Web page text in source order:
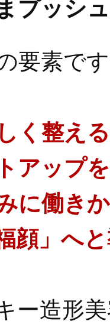
プッシュ
要素で
く整え
アップ
に働き
顔」へ
ー造形